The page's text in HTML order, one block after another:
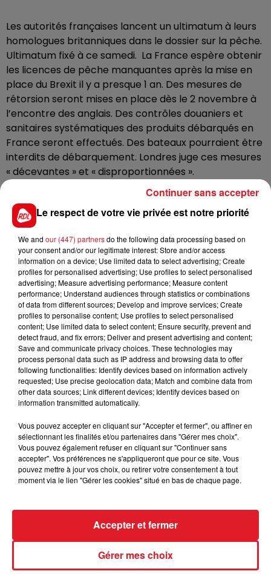
Les autorités françaises lancent un ultimatum à leurs
homologues britanniques dans le dossier sur la pêche.
Ultimatum fixé à ce samedi. La France espère obtenir
les licences de pêche manquantes après la mise en
place du Brexit il y a presque 1 an. Des mesures de
rétorsion seront mises en place dès le 2 novembre à
l’encontre des anglais. Des contrôles douaniers et
sanitaires systématiques des produits débarqués en
France seront effectués. Des bateaux pourraient être
interdits de débarquement. Londres juge ces mesures
« décevantes » et « disproportionnées ».
Les pêcheurs Boulonnais perdent patience. Si les
anglais ne jouent pas le jeu, des actions pourraient
avoir lieu dans les prochains jours.
Sur le terrain, les mesures de représailles ont déjà
commencé. Le ministère de la Mer a annoncé ce jeudi
matin la verbalisation de deux navires anglais qui
pêchaient dans les eaux françaises au large du port
du Havre. L'un des navires n'a pas été en mesure de
présenter une licence, l'autre a été sanctionné pour
avoir refusé que la gendarmerie maritime monte à
bord.
FIL D'ACTUS
BÉTHUNE: ENQUÊTE POUR HOMICIDE
VOLONTAIRE EN COURS, APRÈS LA...
Selon les premiers éléments, le logement servait
Le respect de votre vie privée est notre priorité
We and our (447) partnersdo the following data processing based on
your consent and/or our legitimate interest: Store and/or access
information on a device; Use limited data to select advertising; Create
profiles for personalised advertising; Use profiles to select personalised
advertising; Measure advertising performance; Measure content
performance; Understand audiences through statistics or combinations
of data from different sources; Develop and improve services; Create
profiles to personalise content; Use profiles to select personalised
content; Use limited data to select content; Ensure security, prevent and
detect fraud, and fix errors; Deliver and present advertising and content;
Save and communicate privacy choices. These technologies may
process personal data such as IP address and browsing data to offer
following functionalities: Identify devices based on information actively
requested; Use precise geolocation data; Match and combine data from
other data sources; Link different devices; Identify devices based on
information transmitted automatically.
Vous pouvez accepter en cliquant sur "Accepter et fermer", ou affiner en
sélectionnant les finalités et/ou partenaires dans "Gérer mes choix".
Vous pouvez également refuser en cliquant sur "Continuer sans
accepter". Vos préférences ne s'appliqueront que pour ce site. Vous
pouvez mettre à jour vos choix, ou retirer votre consentement à tout
moment via le lien "Gérer les cookies" situé en bas de chaque page.
Gérer mes choix
Accepter et fermer
Continuer sans accepter